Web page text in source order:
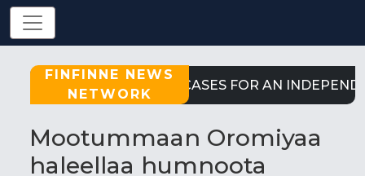
FINFINNE NEWS
NETWORK
STRONG CASES FOR AN
Mootummaan Oromiyaa
haleellaa humnoota